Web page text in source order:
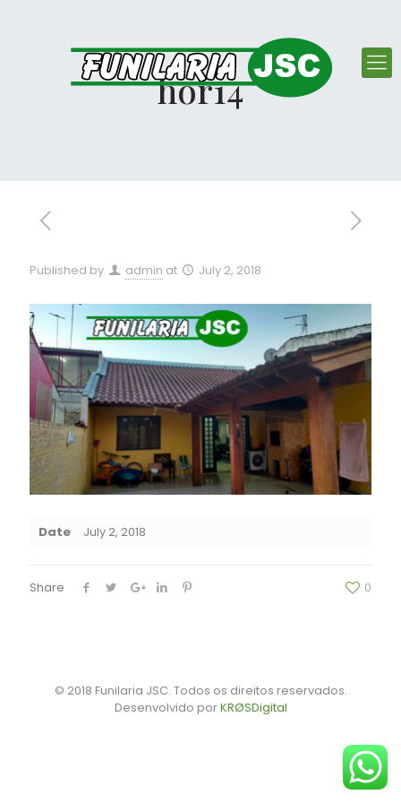
hor14
Published by admin at July 2, 2018
Date July 2, 2018
Share 0
© 2018 Funilaria JSC. Todos os direitos reservados.
Desenvolvido porKRØSDigital